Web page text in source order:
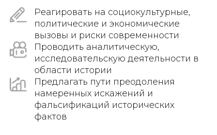
Реагировать на социокультурные,
политические и экономические
вызовы и риски современности
Проводить аналитическую,
исследовательскую деятельности в
области истории
Предлагать пути преодоления
намеренных искажений и
фальсификаций исторических
фактов